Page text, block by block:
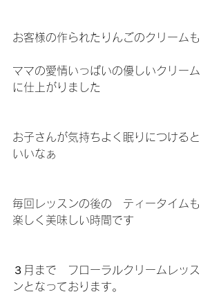
お客様の作られたりんごのクリームも
ママの愛情いっぱいの優しいクリーム
に仕上がりました
お子さんが気持ちよく眠りにつけると
いいなぁ
毎回レッスンの後の　ティータイムも
楽しく美味しい時間です
３月まで　フローラルクリームレッス
ンとなっております。